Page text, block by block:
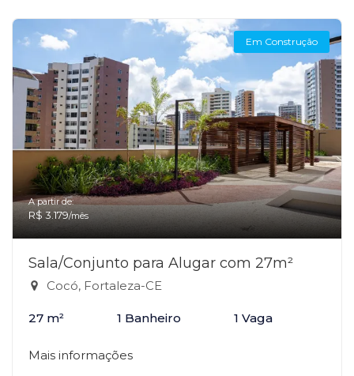
Em Construção
A partir de:
R$ 3.179/mês
Sala/Conjunto para Alugar com 27m²
Cocó, Fortaleza-CE
27 m² 1 Banheiro 1 Vaga
Mais informações